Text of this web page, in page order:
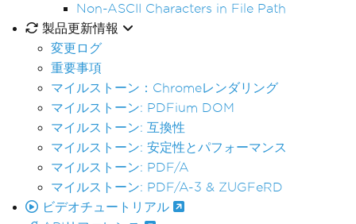
Non-ASCII Characters in File Path
製品更新情報
変更ログ
重要事項
マイルストーン：Chromeレンダリング
マイルストーン: PDFium DOM
マイルストーン: 互換性
マイルストーン: 安定性とパフォーマンス
マイルストーン: PDF/A
マイルストーン: PDF/A-3 & ZUGFeRD
ビデオチュートリアル